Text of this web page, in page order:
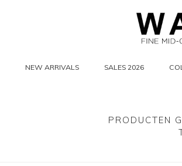
NEW ARRIVALS SALES 2026
PRODUCTEN